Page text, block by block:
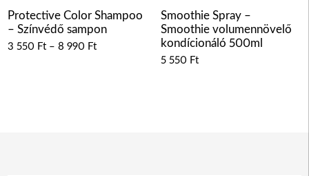
Protective Color Shampoo
– Színvédő sampon
3 550 Ft– 8 990 Ft
Smoothie Spray –
Smoothie volumennövelő
kondícionáló 500ml
5 550 Ft